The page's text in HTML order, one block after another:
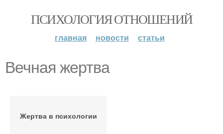
ПСИХОЛОГИЯ ОТНОШЕНИЙ
главная новости статьи
Вечная жертва
Жертва в психологии